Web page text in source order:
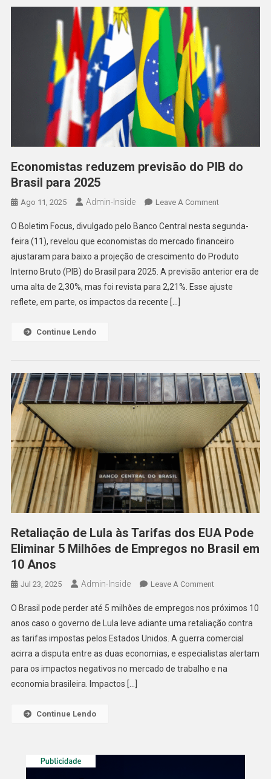
Economistas reduzem previsão do PIB do
Brasil para 2025
Ago 11, 2025 Admin-Inside Leave A CommentOn
Reduzem
Previsão
Do
PIB
Do
O Boletim Focus, divulgado pelo Banco Central nesta segunda-
feira (11), revelou que economistas do mercado financeiro
ajustaram para baixo a projeção de crescimento do Produto
Interno Bruto (PIB) do Brasil para 2025. A previsão anterior era de
uma alta de 2,30%, mas foi revista para 2,21%. Esse ajuste
reflete, em parte, os impactos da recente […]
Continue Lendo
Retaliação de Lula às Tarifas dos EUA Pode
Eliminar 5 Milhões de Empregos no Brasil em
10 Anos
Jul 23, 2025 Admin-Inside Leave A CommentOn
De
Lula
Às
Tarifas
Dos
O Brasil pode perder até 5 milhões de empregos nos próximos 10
anos caso o governo de Lula leve adiante uma retaliação contra
as tarifas impostas pelos Estados Unidos. A guerra comercial
acirra a disputa entre as duas economias, e especialistas alertam
para os impactos negativos no mercado de trabalho e na
economia brasileira. Impactos […]
Continue Lendo